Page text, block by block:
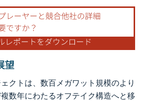
再利用にはCC BY 4.0の表示が必要です。
望
クトは、数百メガワット規模のより
数年にわたるオフテイク構造へと移